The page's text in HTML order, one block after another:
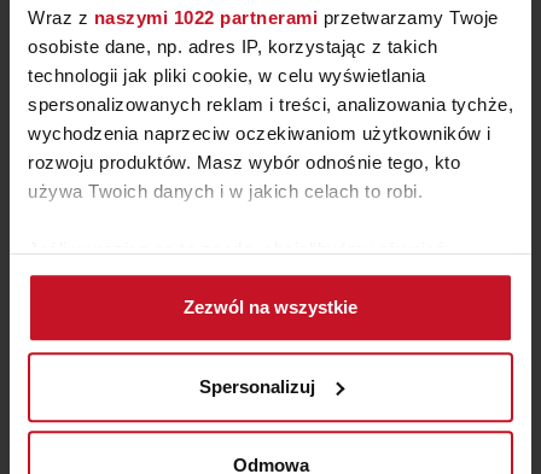
Wraz z naszymi 1022 partnerami przetwarzamy Twoje
osobiste dane, np. adres IP, korzystając z takich
technologii jak pliki cookie, w celu wyświetlania
spersonalizowanych reklam i treści, analizowania tychże,
wychodzenia naprzeciw oczekiwaniom użytkowników i
rozwoju produktów. Masz wybór odnośnie tego, kto
używa Twoich danych i w jakich celach to robi.
Jeśli wyrazisz na to zgodę, chcielibyśmy również:
Gromadzić dane dotyczące Twojej lokalizacji
geograficznej z dokładnością nawet do kilku metrów
Identyfikować Twoje urządzenie, aktywnie
(fingerprinting, czyli wirtualny odcisk palca)
Dowiedz się więcej odnośnie tego, jak Twoje osobiste
dane są przetwarzane oraz ustaw własne preferencje w
Zezwól na wszystkie
Spersonalizuj
Odmowa
ŁÓŻKO MONACO
ZAPYTAJ O CENĘ W SALONIE